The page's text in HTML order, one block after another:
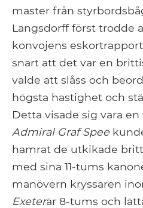
master från
Langsdorff först trodde
konvojens
snart att det var en
valde att slåss och
högsta hastighet och
Detta visade sig vara
Admiral Graf Spee
hamrat de utkikade
med sina 11-tums
manövern kryssaren
Exeterär 8-tums och